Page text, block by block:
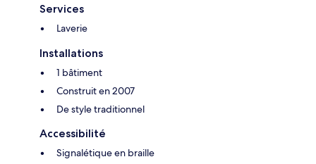
Services
Laverie
Installations
1 bâtiment
Construit en 2007
De style traditionnel
Accessibilité
Signalétique en braille